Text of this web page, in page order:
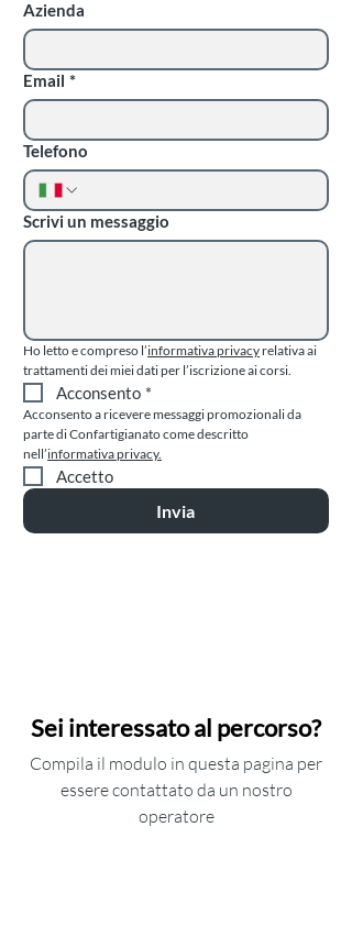
Azienda
Email *
Telefono
Scrivi un messaggio
Ho letto e compreso l’informativa privacy relativa ai
trattamenti dei miei dati per l’iscrizione ai corsi.
Acconsento *
Acconsento a ricevere messaggi promozionali da
parte di Confartigianato come descritto
nell’informativa privacy.
Accetto
Invia
Sei interessato al percorso?
Compila il modulo in questa pagina per
essere contattato da un nostro
operatore